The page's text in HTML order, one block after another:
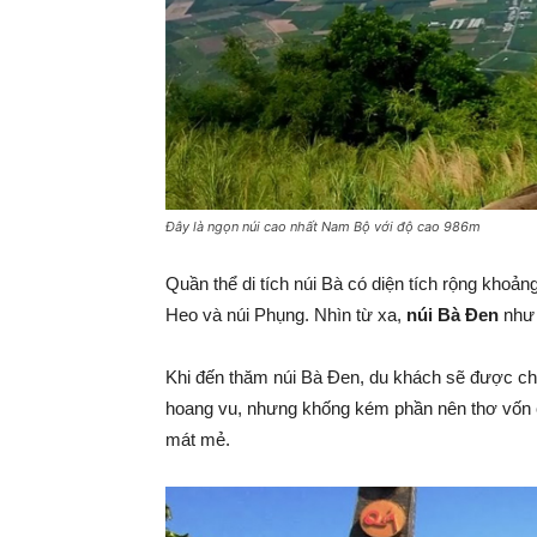
Đây là ngọn núi cao nhất Nam Bộ với độ cao 986m
Quần thể di tích núi Bà có diện tích rộng
Heo và núi Phụng. Nhìn từ xa, núi Bà Đen
Khi đến thăm núi Bà Đen, du khách sẽ được
hoang vu, nhưng khống kém phần nên thơ
mát mẻ.